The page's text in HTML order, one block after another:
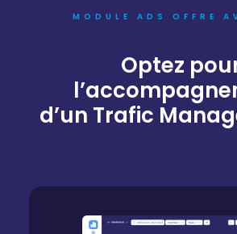
MODULE ADS OFFRE
Optez
d’un Trafic